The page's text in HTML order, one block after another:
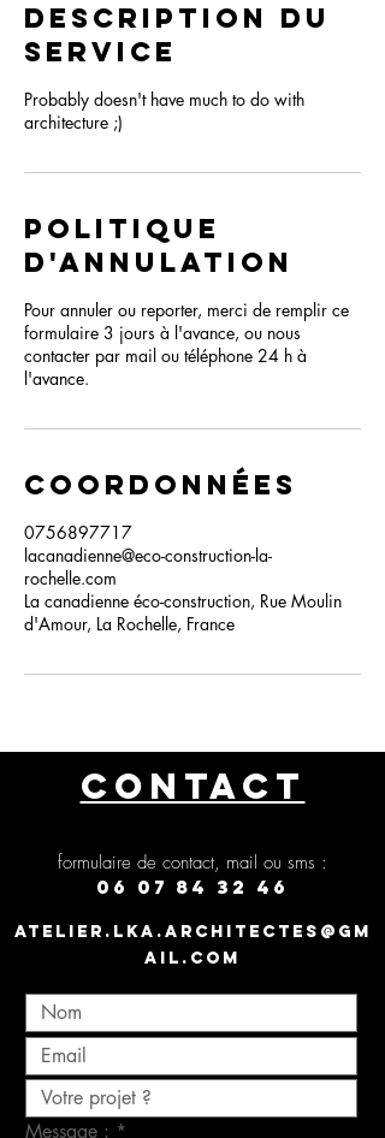
Description du
service
Probably doesn't have much to do with
architecture ;)
Politique
d'annulation
Pour annuler ou reporter, merci de remplir ce
formulaire 3 jours à l'avance, ou nous
contacter par mail ou téléphone 24 h à
l'avance.
Coordonnées
0756897717
lacanadienne@eco-construction-la-
rochelle.com
La canadienne éco-construction, Rue Moulin
d'Amour, La Rochelle, France
CONTACT
formulaire de contact, mail ou sms :
06 07 84 32 46
atelier.lka.architectes@gm
ail.com
Message :